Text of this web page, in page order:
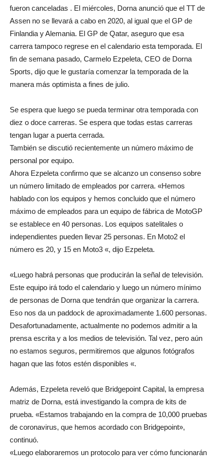
fueron canceladas . El miércoles, Dorna anunció que el TT de
Assen no se llevará a cabo en 2020, al igual que el GP de
Finlandia y Alemania. El GP de Qatar, aseguro que esa
carrera tampoco regrese en el calendario esta temporada. El
fin de semana pasado, Carmelo Ezpeleta, CEO de Dorna
Sports, dijo que le gustaría comenzar la temporada de la
manera más optimista a fines de julio.
Se espera que luego se pueda terminar otra temporada con
diez o doce carreras. Se espera que todas estas carreras
tengan lugar a puerta cerrada.
También se discutió recientemente un número máximo de
personal por equipo.
Ahora Ezpeleta confirmo que se alcanzo un consenso sobre
un número limitado de empleados por carrera. «Hemos
hablado con los equipos y hemos concluido que el número
máximo de empleados para un equipo de fábrica de MotoGP
se establece en 40 personas. Los equipos satelitales o
independientes pueden llevar 25 personas. En Moto2 el
número es 20, y 15 en Moto3 «, dijo Ezpeleta.
«Luego habrá personas que producirán la señal de televisión.
Este equipo irá todo el calendario y luego un número mínimo
de personas de Dorna que tendrán que organizar la carrera.
Eso nos da un paddock de aproximadamente 1.600 personas.
Desafortunadamente, actualmente no podemos admitir a la
prensa escrita y a los medios de televisión. Tal vez, pero aún
no estamos seguros, permitiremos que algunos fotógrafos
hagan que las fotos estén disponibles «.
Además, Ezpeleta reveló que Bridgepoint Capital, la empresa
matriz de Dorna, está investigando la compra de kits de
prueba. «Estamos trabajando en la compra de 10,000 pruebas
de coronavirus, que hemos acordado con Bridgepoint»,
continuó.
«Luego elaboraremos un protocolo para ver cómo funcionarán